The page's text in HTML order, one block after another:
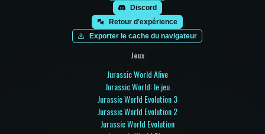
Discord
Retour d'expérience
Exporter le cache du navigateur
Jeux
Jurassic World Alive
Jurassic World: le jeu
Jurassic World Evolution 3
Jurassic World Evolution 2
Jurassic World Evolution